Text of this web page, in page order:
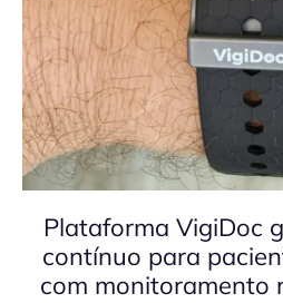
Plataforma VigiDoc
contínuo para
com monitoramento